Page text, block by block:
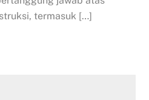
termasuk […]